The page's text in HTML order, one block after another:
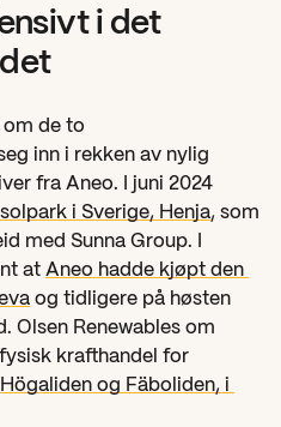
i det
om de to
inn i rekken av nylig
fra Aneo. I juni 2024
i Sverige, Henja, som
med Sunna Group. I
at Aneo hadde kjøpt den
og tidligere på høsten
Olsen Renewables om
krafthandel for
Högaliden og Fäboliden, i